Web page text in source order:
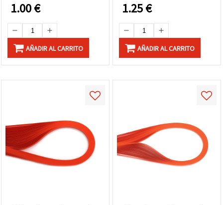
1.00€
AÑADIR AL CARRITO
1.25€
AÑADIR AL CARRITO